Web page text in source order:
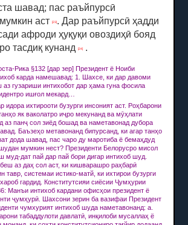
шавад; пас раъйпурсӣ
аст[23] .Дар раъйпурсӣ ҳадди
афроди ҳуқуқи овоздиҳӣ бояд
тасдиқ кунанд[24] .
Рика §132 [дар зер] Президент ё Ноиби
карда намешавад: 1. Шахсе, ки дар давоми
гузариши интихобот дар ҳама гуна фосила
ишғол мекард…
идора ихтирооти бузурги инсоният аст.Роҳбарони
як ваколатро иҷро мекунанд ва мӯҳлати
аз панҷ сол зиёд бошад ва наметавонад дубора
Баъзеҳо метавонанд бипурсанд, ки агар танҳо
дода шавад, пас чаро ду маротиба ё бемаҳдуд
мумкин нест?Президенти Белорусро мисол
муд-дат пай дар пай бори дигар интихоб шуд.
аз даҳ сол аст, ки кишварашро раҳбарӣ
тавр, системаи истико-матй, ки ихтирои бузурги
гардид.Конститутсияи сиёсии Ҷумҳурии
Манъи интихоб кардани офисҳои президент ё
ҷумҳурӣ.Шахсони зерин ба вазифаи Президент
чумхурият интихоб шуда наметавонанд: а.
табаддулоти давлатӣ,инқилоби мусаллаҳ ё